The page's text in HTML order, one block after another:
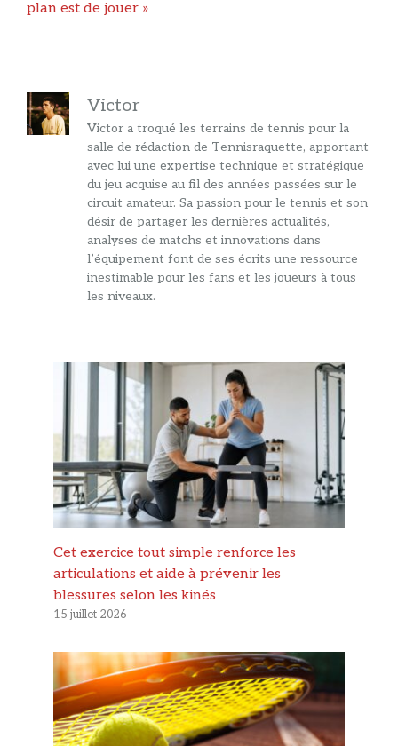
plan est de jouer »
Victor
Victor a troqué les terrains de tennis pour la
salle de rédaction de Tennisraquette, apportant
avec lui une expertise technique et stratégique
du jeu acquise au fil des années passées sur le
circuit amateur. Sa passion pour le tennis et son
désir de partager les dernières actualités,
analyses de matchs et innovations dans
l’équipement font de ses écrits une ressource
inestimable pour les fans et les joueurs à tous
les niveaux.
Cet exercice tout simple renforce les
articulations et aide à prévenir les
blessures selon les kinés
15 juillet 2026